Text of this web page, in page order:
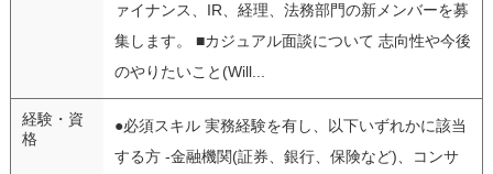
ァイナンス、IR、経理、法務部門の新メンバーを募
集します。 ■カジュアル面談について 志向性や今後
のやりたいこと(Will...
経験・資
格
●必須スキル 実務経験を有し、以下いずれかに該当
する方 -金融機関(証券、銀行、保険など)、コンサ